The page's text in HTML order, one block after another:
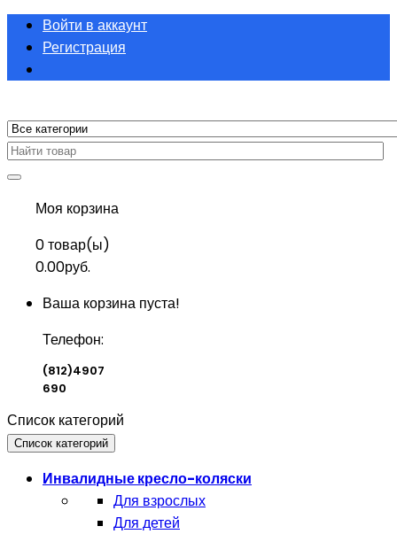
Войти в аккаунт
Регистрация
Моя корзина
0товар(ы)
0.00руб.
Ваша корзина пуста!
Телефон:
(812)4907
690
Список категорий
Список категорий
Инвалидные кресло-коляски
Для взрослых
Для детей